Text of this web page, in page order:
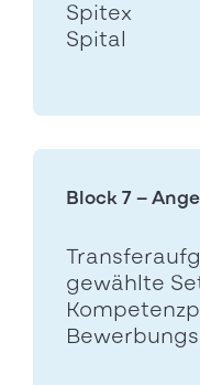
Spitex
Spital
Block 7 –
gewählte